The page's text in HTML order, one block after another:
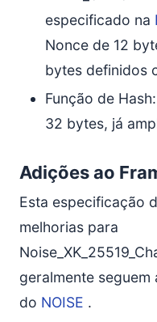
especificado na
Nonce de 12
bytes definidos
Função de
32 bytes, já
Adições ao
Esta especificação
melhorias para
geralmente
do NOISE .